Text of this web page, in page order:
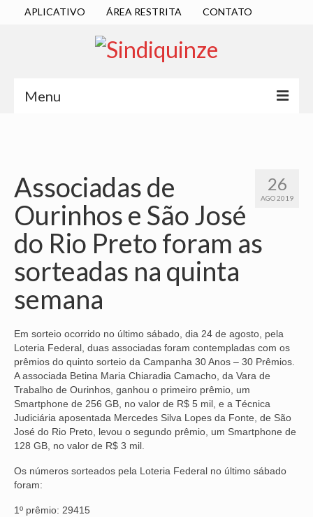
APLICATIVO ÁREA RESTRITA CONTATO
Menu
DIRETORIA EXECUTIVA
ESTATUTO
ATAS
LOCALIZAÇÃO
QUEM SOMOS
NOSSA HISTÓRIA
SUBSEDES
ARAÇATUBA
BAURU
PRESIDENTE PRUDENTE
RIBEIRÃO PRETO
SÃO JOSÉ DOS CAMPOS
26
AGO 2019
Associadas de
Ourinhos e São José
do Rio Preto foram as
sorteadas na quinta
semana
Em sorteio ocorrido no último sábado, dia 24 de agosto, pela
Loteria Federal, duas associadas foram contempladas com os
prêmios do quinto sorteio da Campanha 30 Anos – 30 Prêmios.
A associada Betina Maria Chiaradia Camacho, da Vara de
Trabalho de Ourinhos, ganhou o primeiro prêmio, um
Smartphone de 256 GB, no valor de R$ 5 mil, e a Técnica
Judiciária aposentada Mercedes Silva Lopes da Fonte, de São
José do Rio Preto, levou o segundo prêmio, um Smartphone de
128 GB, no valor de R$ 3 mil.
Os números sorteados pela Loteria Federal no último sábado
foram:
1º prêmio: 29415